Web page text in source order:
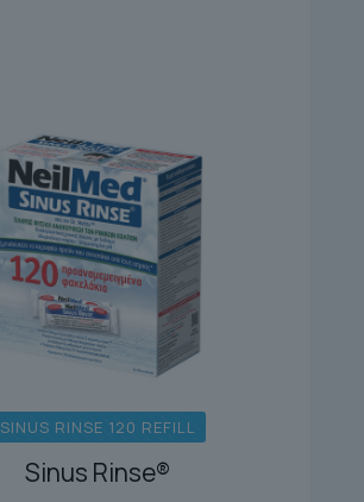
SINUS RINSE 120 REFILL
Sinus Rinse®